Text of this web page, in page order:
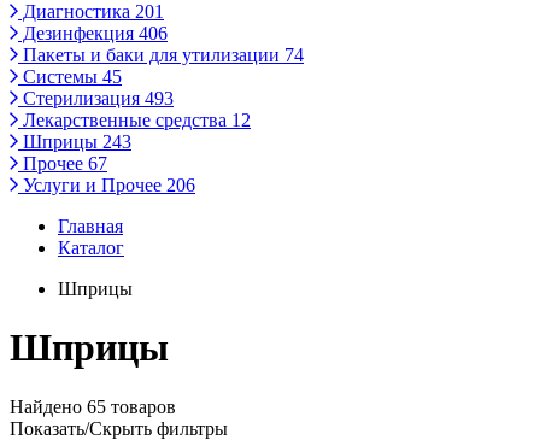
Диагностика 201
Дезинфекция 406
Пакеты и баки для утилизации 74
Системы 45
Стерилизация 493
Лекарственные средства 12
Шприцы 243
Прочее 67
Услуги и Прочее 206
Главная
Каталог
Шприцы
Шприцы
Найдено 65 товаров
Показать/Скрыть фильтры